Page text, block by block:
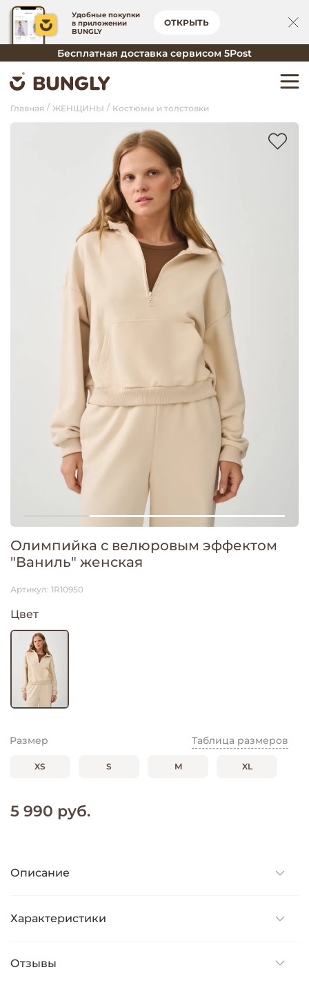
Удобные покупки
в приложении
BUNGLY
ОТКРЫТЬ
Бесплатная доставка сервисом 5Post
Главная ЖЕНЩИНЫ Костюмы и толстовки
Олимпийка с велюровым эффектом
"Ваниль" женская
Артикул: 1R10950
Цвет
Таблица размеров
Размер
XS S M XL
5 990 руб.
Описание
Характеристики
Отзывы